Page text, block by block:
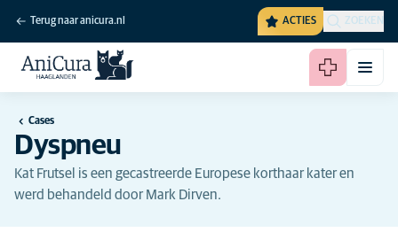
Terug naar anicura.nl ACTIES ZOEKEN
Cases
Dyspneu
Kat Frutsel is een gecastreerde Europese korthaar kater en
werd behandeld door Mark Dirven.